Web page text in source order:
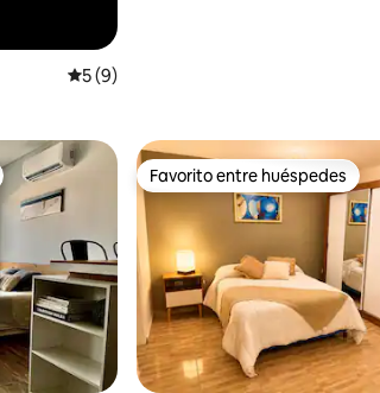
Calificación promedio: 5 de 5, 9 reseñas
5 (9)
Favorito entre huéspedes
Favorito entre huéspedes